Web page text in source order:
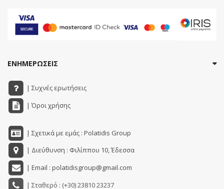
ΕΝΗΜΕΡΩΣΕΙΣ
| Συχνές ερωτήσεις
| Όροι χρήσης
| Σχετικά με εμάς : Polatidis Group
| Διεύθυνση : Φιλίππου 10, Έδεσσα
| Email : polatidisgroup@gmail.com
| Σταθερό : (+30) 23810 23237